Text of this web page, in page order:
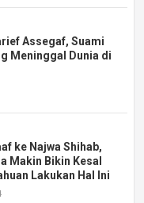
Assegaf, Suami
Meninggal Dunia di
ke Najwa Shihab,
Makin Bikin Kesal
Lakukan Hal Ini